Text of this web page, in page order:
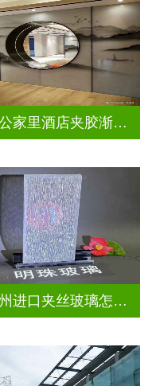
办公家里酒店夹胶渐变玻璃
杭州进口夹丝玻璃怎么卖